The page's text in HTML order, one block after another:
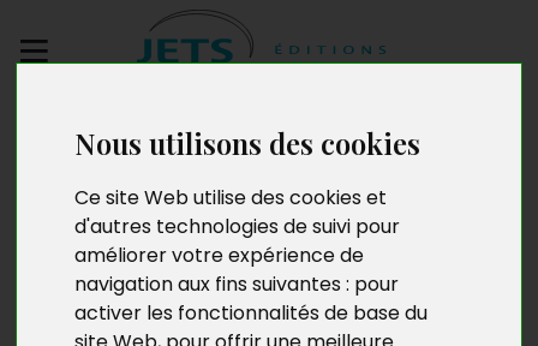
Nous utilisons des cookies
Ce site Web utilise des cookies et
d'autres technologies de suivi pour
améliorer votre expérience de
navigation aux fins suivantes : pour
activer les fonctionnalités de base du
manuscrit
Gertrude Endante
Anguile